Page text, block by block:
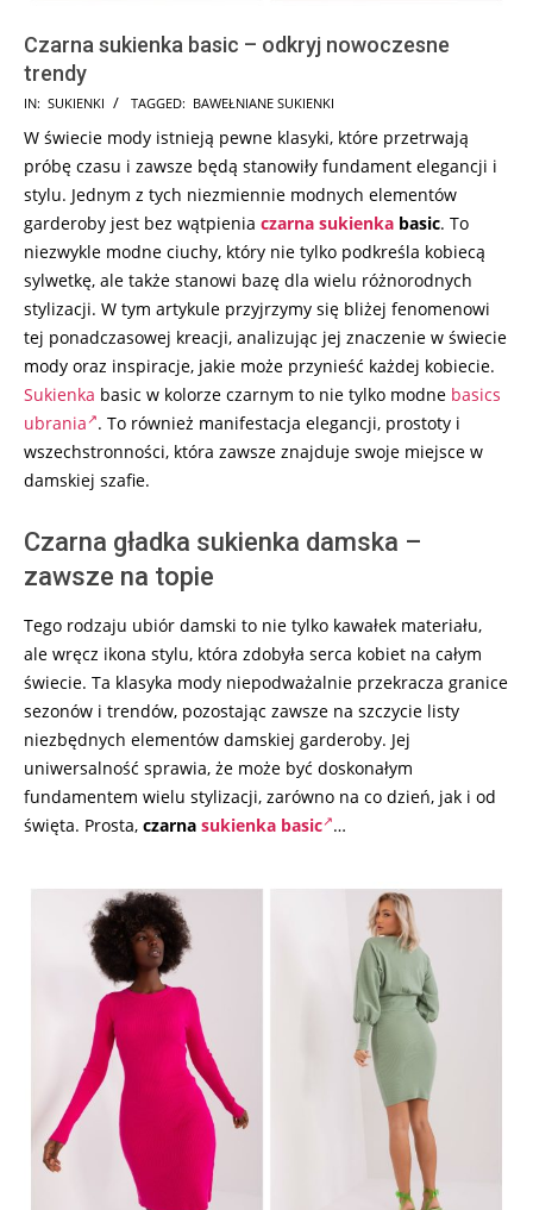
Czarna sukienka basic – odkryj nowoczesne
trendy
2023-
12-
28
IN: SUKIENKI TAGGED: BAWEŁNIANE SUKIENKI
W świecie mody istnieją pewne klasyki, które przetrwają
próbę czasu i zawsze będą stanowiły fundament elegancji i
stylu. Jednym z tych niezmiennie modnych elementów
garderoby jest bez wątpienia czarna sukienka basic. To
niezwykle modne ciuchy, który nie tylko podkreśla kobiecą
sylwetkę, ale także stanowi bazę dla wielu różnorodnych
stylizacji. W tym artykule przyjrzymy się bliżej fenomenowi
tej ponadczasowej kreacji, analizując jej znaczenie w świecie
mody oraz inspiracje, jakie może przynieść każdej kobiecie.
Sukienka basic w kolorze czarnym to nie tylko modne basics
ubrania . To również manifestacja elegancji, prostoty i
wszechstronności, która zawsze znajduje swoje miejsce w
damskiej szafie.
Czarna gładka sukienka damska –
zawsze na topie
Tego rodzaju ubiór damski to nie tylko kawałek materiału,
ale wręcz ikona stylu, która zdobyła serca kobiet na całym
świecie. Ta klasyka mody niepodważalnie przekracza granice
sezonów i trendów, pozostając zawsze na szczycie listy
niezbędnych elementów damskiej garderoby. Jej
uniwersalność sprawia, że może być doskonałym
fundamentem wielu stylizacji, zarówno na co dzień, jak i od
święta. Prosta, czarna sukienka basic …